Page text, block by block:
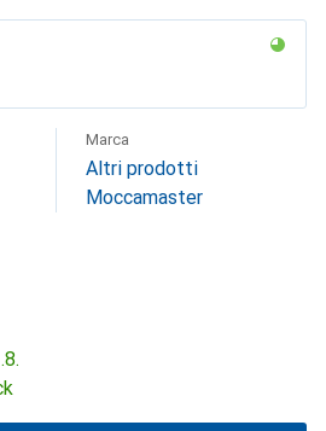
Marca
Altri prodotti
Moccamaster